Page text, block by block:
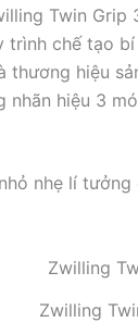
Twin
trình chế tạo
thương hiệu
nhãn hiệu 3
nhẹ lí
Zwilling